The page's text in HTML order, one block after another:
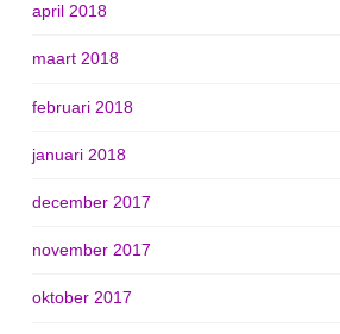
april 2018
maart 2018
februari 2018
januari 2018
december 2017
november 2017
oktober 2017